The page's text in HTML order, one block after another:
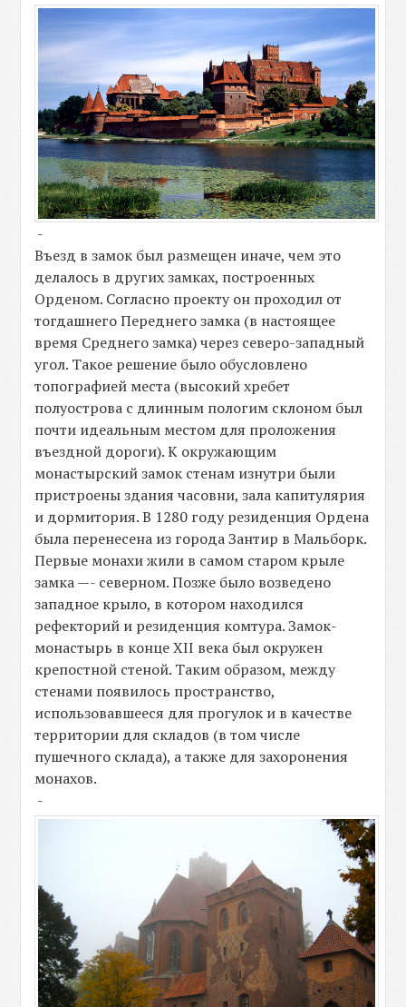
-
Въезд в замок был размещен иначе, чем это
делалось в других замках, построенных
Орденом. Согласно проекту он проходил от
тогдашнего Переднего замка (в настоящее
время Среднего замка) через северо-западный
угол. Такое решение было обусловлено
топографией места (высокий хребет
полуострова с длинным пологим склоном был
почти идеальным местом для проложения
въездной дороги). К окружающим
монастырский замок стенам изнутри были
пристроены здания часовни, зала капитулярия
и дормитория. В 1280 году резиденция Ордена
была перенесена из города Зантир в Мальборк.
Первые монахи жили в самом старом крыле
замка —- северном. Позже было возведено
западное крыло, в котором находился
рефекторий и резиденция комтура. Замок-
монастырь в конце XII века был окружен
крепостной стеной. Таким образом, между
стенами появилось пространство,
использовавшееся для прогулок и в качестве
территории для складов (в том числе
пушечного склада), а также для захоронения
монахов.
-